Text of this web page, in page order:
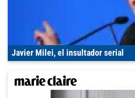
Javier Milei, el insultador serial